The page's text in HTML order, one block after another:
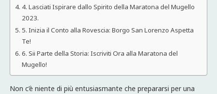
4. Lasciati Ispirare dallo Spirito della Maratona del Mugello
2023.
5. Inizia il Conto alla Rovescia: Borgo San Lorenzo Aspetta
Te!
6. Sii Parte della Storia: Iscriviti Ora alla Maratona del
Mugello!
Non c’è niente di più entusiasmante che prepararsi per una